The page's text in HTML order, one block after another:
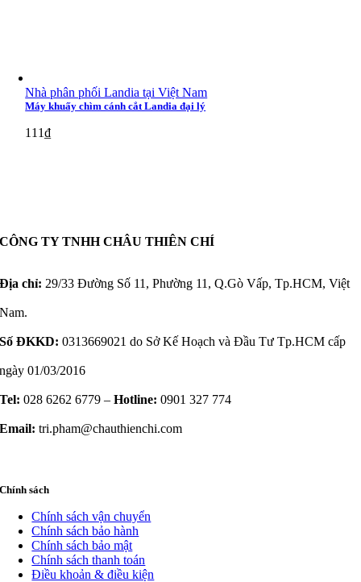
Nhà phân phối Landia tại Việt Nam
Máy khuấy chìm cánh cắt Landia đại lý
111₫
CÔNG TY TNHH CHÂU THIÊN CHÍ
Địa chỉ: 29/33 Đường Số 11, Phường 11, Q.Gò Vấp, Tp.HCM, Việt
Nam.
Số ĐKKD: 0313669021 do Sở Kế Hoạch và Đầu Tư Tp.HCM cấp
ngày 01/03/2016
Tel: 028 6262 6779 –Hotline: 0901 327 774
Email: tri.pham@chauthienchi.com
Chính sách
Chính sách vận chuyển
Chính sách bảo hành
Chính sách bảo mật
Chính sách thanh toán
Điều khoản & điều kiện